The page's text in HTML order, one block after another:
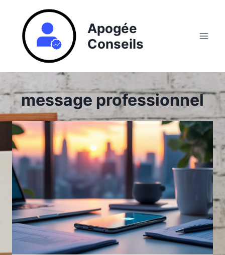
contenu
Apogée
Conseils
message professionnel